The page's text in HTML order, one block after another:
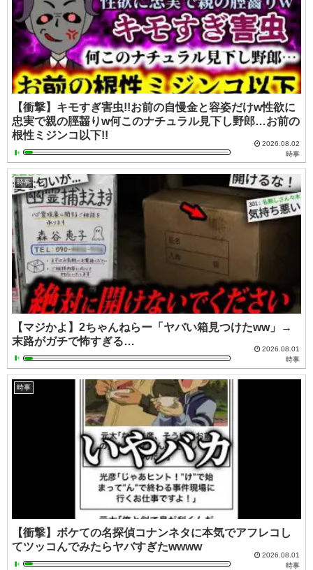
【衝撃】キモすぎ害虫!!お前の自慢金と容姿だけw性欲に
忠実で親の脛齧りw何このナチュラル見下し野郎…お前の
根性ミジンコ以下!!
2026.08.02
時事
時事
【マジかよ】2ちゃんねらー「ヤバい箱見つけたww」→
末路がガチで怖すぎる…
2026.08.01
時事
時事
【衝撃】ボケての名探偵コナンネタに本気でアフレコし
てツッコんでみたらヤバすぎたwwww
2026.08.01
時事